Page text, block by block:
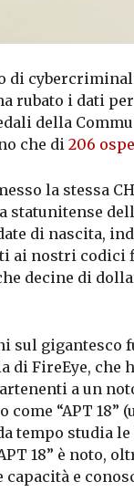
di
rubato i dati
della
che di 206
la stessa
statunitense
di nascita,
ai nostri codici
decine di
sul gigantesco
di FireEye,
a un
come “APT 18”
tempo studia
18” è noto,
capacità e